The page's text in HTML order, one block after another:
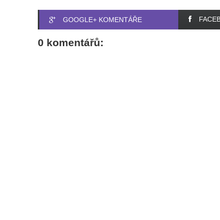
GOOGLE+ KOMENTÁŘE
0 komentářů: